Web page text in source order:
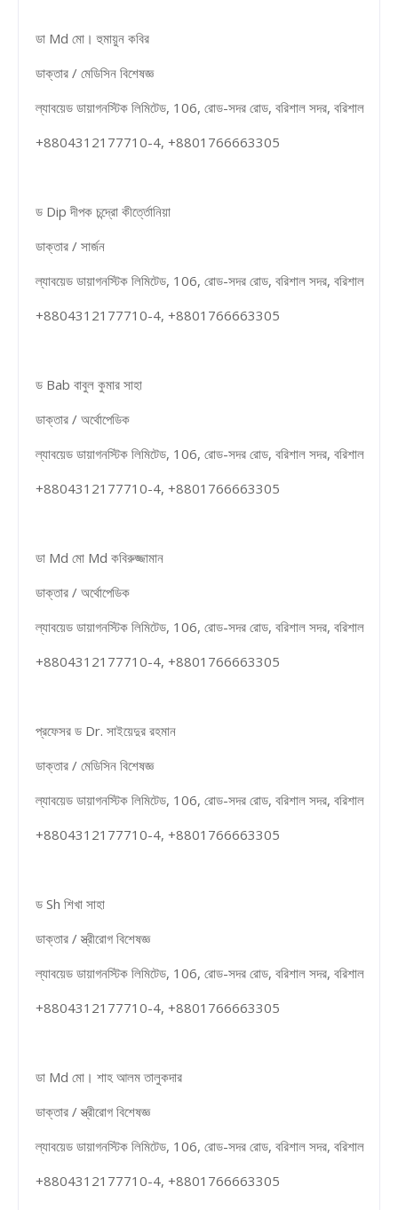
ডা Md মো। হুমায়ুন কবির
ডাক্তার / মেডিসিন বিশেষজ্ঞ
ল্যাবয়েড ডায়াগনস্টিক লিমিটেড, 106, রোড-সদর রোড, বরিশাল সদর, বরিশাল
+8804312177710-4, +8801766663305
ড Dip দীপক চন্দ্রো কীর্ত্তোনিয়া
ডাক্তার / সার্জন
ল্যাবয়েড ডায়াগনস্টিক লিমিটেড, 106, রোড-সদর রোড, বরিশাল সদর, বরিশাল
+8804312177710-4, +8801766663305
ড Bab বাবুল কুমার সাহা
ডাক্তার / অর্থোপেডিক
ল্যাবয়েড ডায়াগনস্টিক লিমিটেড, 106, রোড-সদর রোড, বরিশাল সদর, বরিশাল
+8804312177710-4, +8801766663305
ডা Md মো Md কবিরুজ্জামান
ডাক্তার / অর্থোপেডিক
ল্যাবয়েড ডায়াগনস্টিক লিমিটেড, 106, রোড-সদর রোড, বরিশাল সদর, বরিশাল
+8804312177710-4, +8801766663305
প্রফেসর ড Dr. সাইয়েদুর রহমান
ডাক্তার / মেডিসিন বিশেষজ্ঞ
ল্যাবয়েড ডায়াগনস্টিক লিমিটেড, 106, রোড-সদর রোড, বরিশাল সদর, বরিশাল
+8804312177710-4, +8801766663305
ড Sh শিখা সাহা
ডাক্তার / স্ত্রীরোগ বিশেষজ্ঞ
ল্যাবয়েড ডায়াগনস্টিক লিমিটেড, 106, রোড-সদর রোড, বরিশাল সদর, বরিশাল
+8804312177710-4, +8801766663305
ডা Md মো। শাহ আলম তালুকদার
ডাক্তার / স্ত্রীরোগ বিশেষজ্ঞ
ল্যাবয়েড ডায়াগনস্টিক লিমিটেড, 106, রোড-সদর রোড, বরিশাল সদর, বরিশাল
+8804312177710-4, +8801766663305